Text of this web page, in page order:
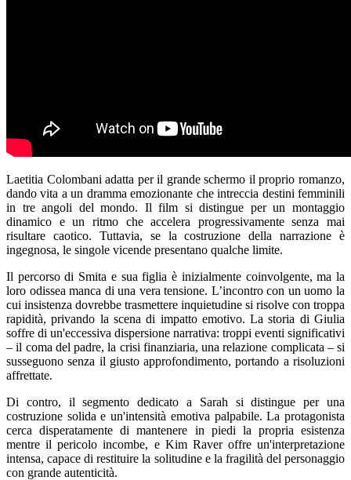
Laetitia Colombani adatta per il grande schermo il proprio romanzo,
dando vita a un dramma emozionante che intreccia destini femminili
in tre angoli del mondo. Il film si distingue per un montaggio
dinamico e un ritmo che accelera progressivamente senza mai
risultare caotico. Tuttavia, se la costruzione della narrazione è
ingegnosa, le singole vicende presentano qualche limite.
Il percorso di Smita e sua figlia è inizialmente coinvolgente, ma la
loro odissea manca di una vera tensione. L’incontro con un uomo la
cui insistenza dovrebbe trasmettere inquietudine si risolve con troppa
rapidità, privando la scena di impatto emotivo. La storia di Giulia
soffre di un'eccessiva dispersione narrativa: troppi eventi significativi
– il coma del padre, la crisi finanziaria, una relazione complicata – si
susseguono senza il giusto approfondimento, portando a risoluzioni
affrettate.
Di contro, il segmento dedicato a Sarah si distingue per una
costruzione solida e un'intensità emotiva palpabile. La protagonista
cerca disperatamente di mantenere in piedi la propria esistenza
mentre il pericolo incombe, e Kim Raver offre un'interpretazione
intensa, capace di restituire la solitudine e la fragilità del personaggio
con grande autenticità.